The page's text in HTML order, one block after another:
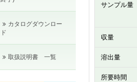
サンプル量
収量
溶出量
所要時間
カタログダウンロー
ド
取扱説明書 一覧